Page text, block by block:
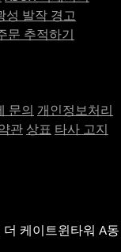
성 발작 경고
문 추적하기
문의 개인정보처리
관 상표 타사 고지
케이트윈타워 A동